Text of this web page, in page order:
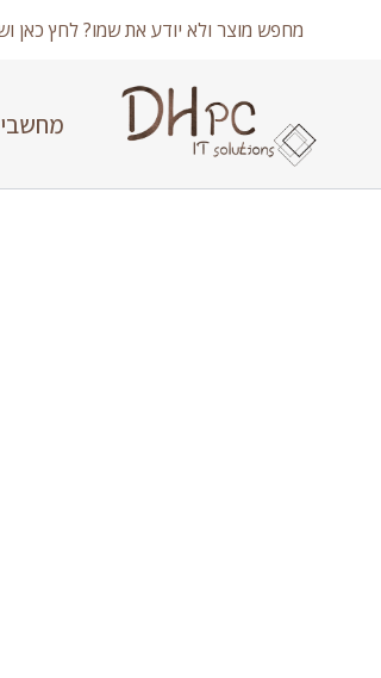
מחפש מוצר ולא יודע את שמו? לחץ כאן